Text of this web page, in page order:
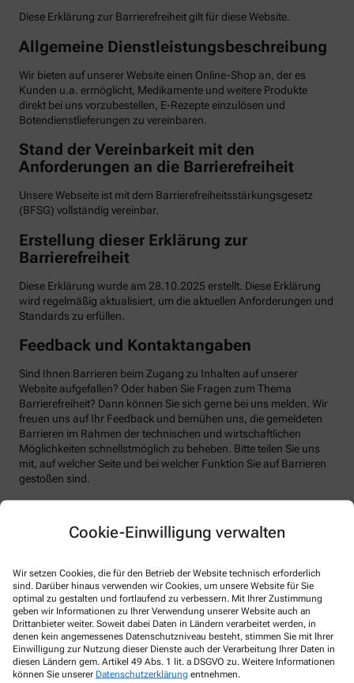
Cookie-Einwilligung verwalten
Wir setzen Cookies, die für den Betrieb der Website technisch erforderlich
sind. Darüber hinaus verwenden wir Cookies, um unsere Website für Sie
optimal zu gestalten und fortlaufend zu verbessern. Mit Ihrer Zustimmung
geben wir Informationen zu Ihrer Verwendung unserer Website auch an
Drittanbieter weiter. Soweit dabei Daten in Ländern verarbeitet werden, in
denen kein angemessenes Datenschutzniveau besteht, stimmen Sie mit Ihrer
Einwilligung zur Nutzung dieser Dienste auch der Verarbeitung Ihrer Daten in
diesen Ländern gem. Artikel 49 Abs. 1 lit. a DSGVO zu. Weitere Informationen
können Sie unserer Datenschutzerklärung entnehmen.
Diese Erklärung zur Barrierefreiheit gilt für diese Website.
Allgemeine Dienstleistungsbeschreibung
Wir bieten auf unserer Website einen Online-Shop an, der es
Kunden u.a. ermöglicht, Medikamente und weitere Produkte
direkt bei uns vorzubestellen, E-Rezepte einzulösen und
Botendienstlieferungen zu vereinbaren.
Stand der Vereinbarkeit mit den
Anforderungen an die Barrierefreiheit
Unsere Webseite ist mit dem Barrierefreiheitsstärkungsgesetz
(BFSG) vollständig vereinbar.
Erstellung dieser Erklärung zur
Barrierefreiheit
Diese Erklärung wurde am 28.10.2025 erstellt. Diese Erklärung
wird regelmäßig aktualisiert, um die aktuellen Anforderungen und
Standards zu erfüllen.
Feedback und Kontaktangaben
Sind Ihnen Barrieren beim Zugang zu Inhalten auf unserer
Website aufgefallen? Oder haben Sie Fragen zum Thema
Barrierefreiheit? Dann können Sie sich gerne bei uns melden. Wir
freuen uns auf Ihr Feedback und bemühen uns, die gemeldeten
Barrieren im Rahmen der technischen und wirtschaftlichen
Möglichkeiten schnellstmöglich zu beheben. Bitte teilen Sie uns
mit, auf welcher Seite und bei welcher Funktion Sie auf Barrieren
gestoßen sind.
von Ihnen gefundenen Barrieren melden:
Telefon: +49-831/56 46 57
Telefax: +49-831/56 46 58
Postanschrift: Bürgermeister-Batzer-Straße 1 87471 Durach
, Allgäu
Durchsetzungsverfahren und